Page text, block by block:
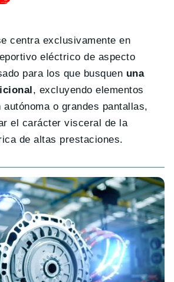
centra exclusivamente en
eléctrico de aspecto
para los que busquen una
, excluyendo elementos
o grandes pantallas,
el carácter visceral de la
de altas prestaciones.